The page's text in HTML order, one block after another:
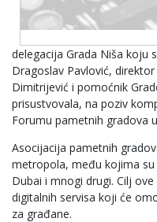
delegacija Grada Niša koju
Dragoslav Pavlović,
Dimitrijević i pomoćnik
prisustvovala, na poziv
Forumu pametnih gradova
Asocijacija pametnih
metropola, među kojima su
Dubai i mnogi drugi. Cilj
digitalnih servisa koji će
za građane.